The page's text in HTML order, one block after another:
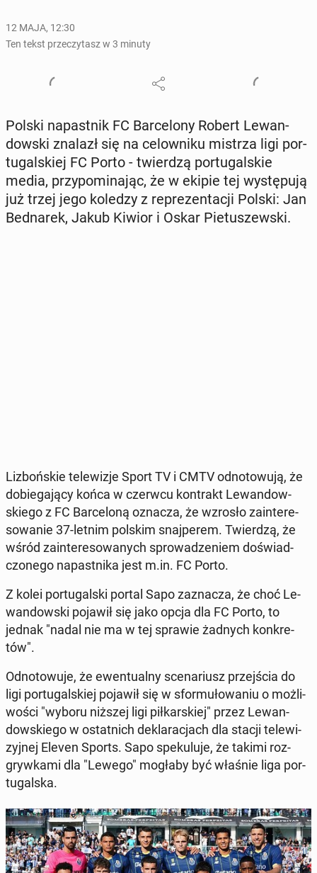
12 MAJA, 12:30
Ten tekst przeczytasz w 3 minuty
Polski na­past­nik FC Bar­ce­lo­ny Robert Le­wan­
dow­ski znalazł się na ce­low­ni­ku mistrza ligi por­
tu­gal­skiej FC Porto - twier­dzą por­tu­gal­skie
media, przy­po­mi­na­jąc, że w ekipie tej wy­stę­pu­ją
już trzej jego koledzy z re­pre­zen­ta­cji Polski: Jan
Bed­na­rek, Jakub Kiwior i Oskar Pie­tu­szew­ski.
Li­zboń­skie te­le­wi­zje Sport TV i CMTV od­no­to­wu­ją, że
do­bie­ga­ją­cy końca w czerwcu kon­trakt Le­wan­dow­
skie­go z FC Bar­ce­lo­ną oznacza, że wzrosło za­in­te­re­
so­wa­nie 37-letnim polskim snaj­pe­rem. Twier­dzą, że
wśród za­in­te­re­so­wa­nych spro­wa­dze­niem do­świad­
czo­ne­go na­past­ni­ka jest m.in. FC Porto.
Z kolei por­tu­gal­ski portal Sapo za­zna­cza, że choć Le­
wan­dow­ski pojawił się jako opcja dla FC Porto, to
jednak "nadal nie ma w tej sprawie żadnych kon­kre­
tów".
Od­no­to­wu­je, że ewen­tu­al­ny sce­na­riusz przej­ścia do
ligi por­tu­gal­skiej pojawił się w sfor­mu­ło­wa­niu o moż­li­
wo­ści "wyboru niższej ligi pił­kar­skiej" przez Le­wan­
dow­skie­go w ostat­nich de­kla­ra­cjach dla stacji te­le­wi­
zyj­nej Eleven Sports. Sapo spe­ku­lu­je, że takimi roz­
gryw­ka­mi dla "Lewego" mogłaby być właśnie liga por­
tu­gal­ska.